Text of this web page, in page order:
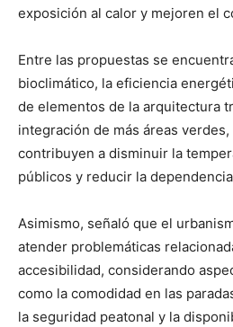
exposición al calor y mejoren el
Entre las propuestas se
bioclimático, la eficiencia
de elementos de la arquitectura
integración de más áreas
contribuyen a disminuir la
públicos y reducir la
Asimismo, señaló que el
atender problemáticas
accesibilidad, considerando
como la comodidad en las
la seguridad peatonal y la